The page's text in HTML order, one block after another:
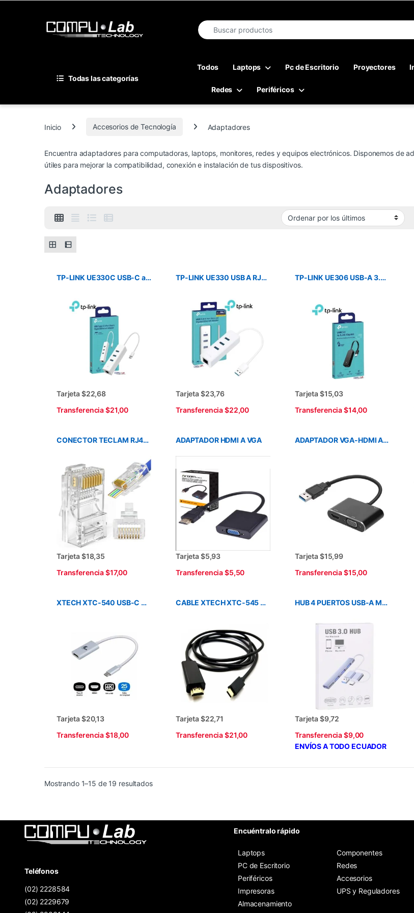
Search for:
Todas las categorías
Todos Laptops Pc de Escritorio Proyectores
Redes Periféricos
Inicio Accesorios de Tecnología Adaptadores
Encuentra adaptadores para computadoras, laptops, monitores, redes y equipos electrónicos. Disponemos de
útiles para mejorar la compatibilidad, conexión e instalación de tus dispositivos.
Adaptadores
TP-LINK UE330C USB-C a RJ45 + HUB 3PUERTOS USB 3.0
Tarjeta $22,68
Transferencia $21,00
TP-LINK UE330 USB A RJ45 + HUB 3 PUERTOS USB 3.0
Tarjeta $23,76
Transferencia $22,00
TP-LINK UE306 USB-A 3.0 A RJ45 GIGABIT NEGRO
Tarjeta $15,03
Transferencia $14,00
CONECTOR TECLAM RJ45 CATEG 5 X 100U
Tarjeta $18,35
Transferencia $17,00
ADAPTADOR HDMI A VGA
Tarjeta $5,93
Transferencia $5,50
ADAPTADOR VGA-HDMI A USB
Tarjeta $15,99
Transferencia $15,00
XTECH XTC-540 USB-C 3.0 A HDMI-ADAPTADOR
Tarjeta $20,13
Transferencia $18,00
CABLE XTECH XTC-545 USB-C 3.0 A HDMI 1.8M 4K VIDEO Y AUDIO
Tarjeta $22,71
Transferencia $21,00
HUB 4 PUERTOS USB-A METALICO
Tarjeta $9,72
Transferencia $9,00
ENVÍOS A TODO ECUADOR
Mostrando 1–15 de 19 resultadosOrdenado por los últimos
Teléfonos
(02) 2228584
(02) 2229679
Encuéntralo rápido
Laptops
PC de Escritorio
Periféricos
Impresoras
Almacenamiento
Componentes
Redes
Accesorios
UPS y Reguladores